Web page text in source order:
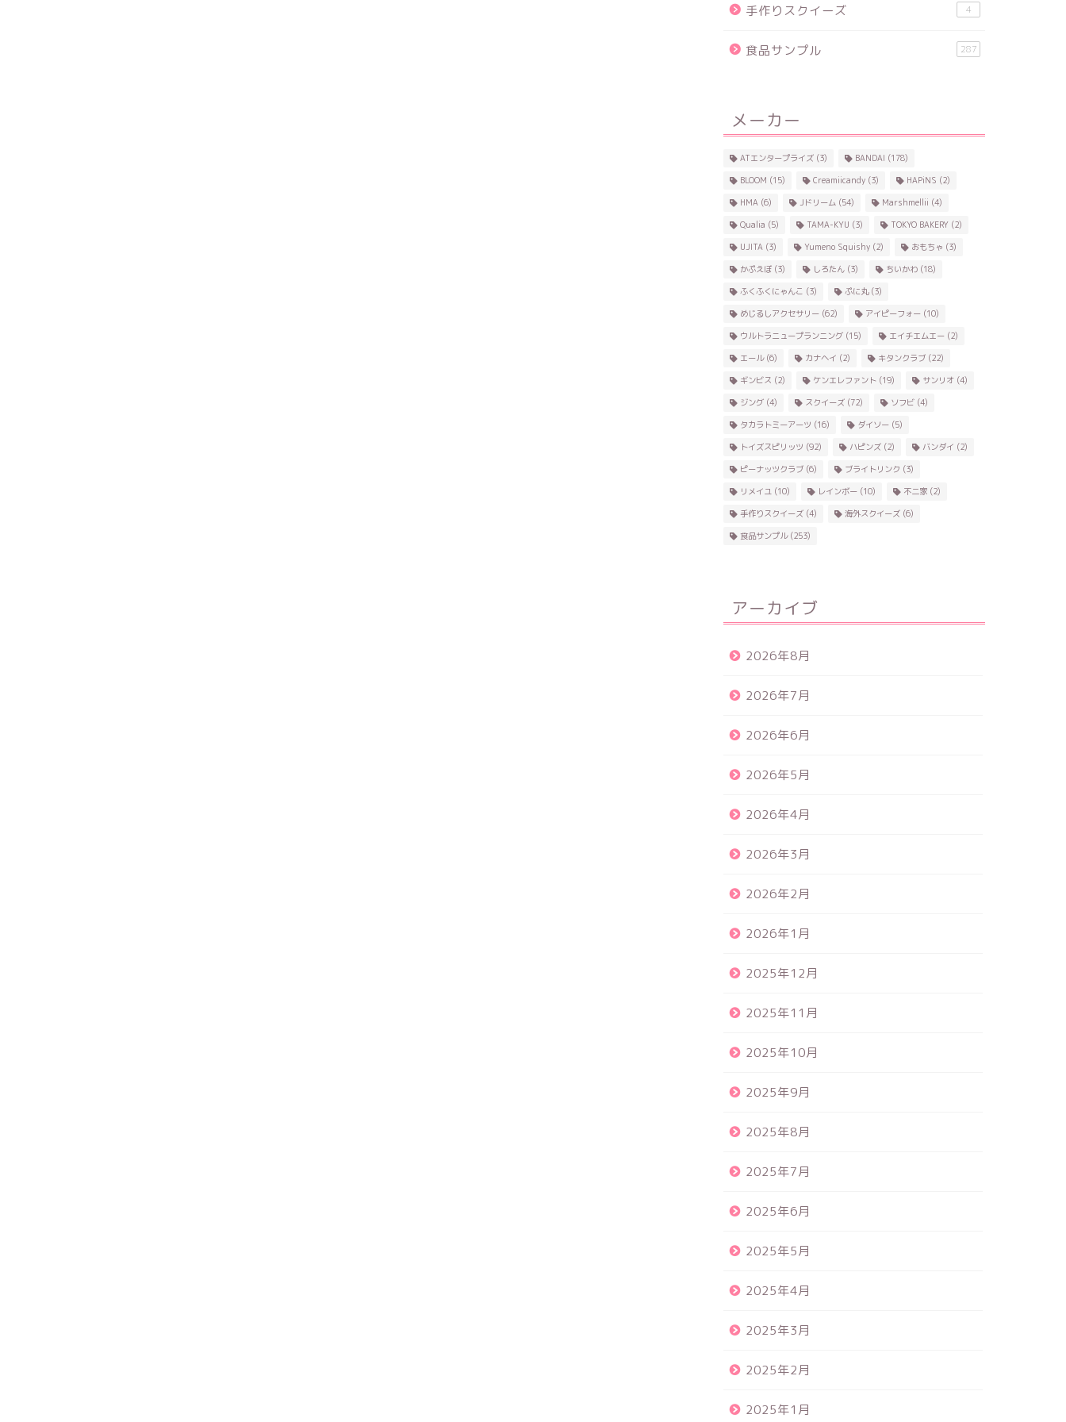
手作りスクイーズ 4
食品サンプル 287
メーカー
ATエンタープライズ(3) BANDAI (178)
BLOOM (15) Creamiicandy(3) HAPiNS (2)
HMA(6) Jドリーム(54) Marshmellii (4)
Qualia (5) TAMA-KYU (3) TOKYO BAKERY(2)
UJITA(3) Yumeno Squishy(2) おもちゃ (3)
かぷえぼ(3) しろたん(3) ちいかわ(18)
ふくふくにゃんこ (3) ぷに丸(3)
めじるしアクセサリー(62) アイピーフォー(10)
ウルトラニュープランニング(15) エイチエムエー(2)
エール(6) カナヘイ (2) キタンクラブ(22)
ギンビス (2) ケンエレファント(19) サンリオ(4)
ジング(4) スクイーズ(72) ソフビ(4)
タカラトミーアーツ (16) ダイソー(5)
トイズスピリッツ (92) ハピンズ(2) バンダイ (2)
ピーナッツクラブ(6) ブライトリンク (3)
リメイユ(10) レインボー(10) 不二家(2)
手作りスクイーズ(4) 海外スクイーズ(6)
食品サンプル(253)
アーカイブ
2026年8月
2026年7月
2026年6月
2026年5月
2026年4月
2026年3月
2026年2月
2026年1月
2025年12月
2025年11月
2025年10月
2025年9月
2025年8月
2025年7月
2025年6月
2025年5月
2025年4月
2025年3月
2025年2月
2025年1月